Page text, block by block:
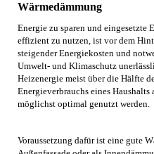
Wärmedämmung
Energie zu sparen und eingesetzte
effizient zu nutzen, ist vor dem
steigender Energiekosten und
Umwelt- und Klimaschutz
Heizenergie meist über die Hälfte
Energieverbrauchs eines
möglichst optimal genutzt werden.
Voraussetzung dafür ist eine gute